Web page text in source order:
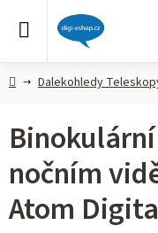
DomůDalekohledy
nočním
Atom